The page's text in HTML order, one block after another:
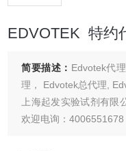
EDVOTEK 特约
简要描述： Edvotek代
理， Edvotek总代理,
上海起发实验试剂有限
欢迎电询：4006551678